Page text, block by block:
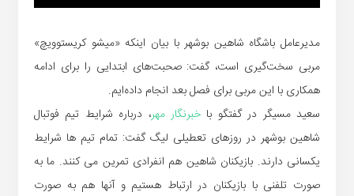
مدیرعامل باشگاه شاهین بوشهر با بیان اینکه «میشو کریستوویچ»
مربی سخت‌گیری است، گفت: صحبت‌های ابتدایی را برای ادامه
همکاری با این مربی برای فصل بعد انجام داده‌ایم.
سعید مسیگر در گفتگو با خبرنگار مهر، درباره شرایط تیم فوتبال
شاهین بوشهر در روزهای تعطیلی لیگ گفت: تمام تیم ها شرایط
یکسانی دارند. بازیکنان شاهین هم انفرادی تمرین می کنند. ما به
صورت تلفنی با بازیکنان در ارتباط هستیم و آنها هم به صورت